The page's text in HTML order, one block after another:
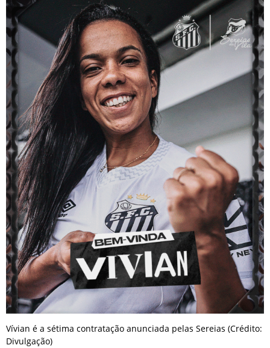
Vívian é a sétima contratação anunciada pelas Sereias (Crédito:
Divulgação)